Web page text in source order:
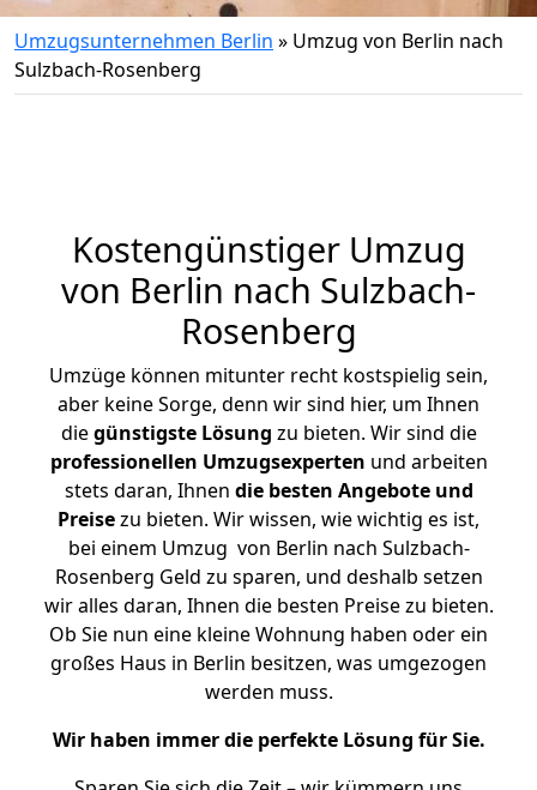
Umzugsunternehmen Berlin » Umzug von Berlin nach
Sulzbach-Rosenberg
Kostengünstiger Umzug
von Berlin nach Sulzbach-
Rosenberg
Umzüge können mitunter recht kostspielig sein,
aber keine Sorge, denn wir sind hier, um Ihnen
diegünstigste Lösung zu bieten. Wir sind die
professionellen Umzugsexperten und arbeiten
stets daran, Ihnen die besten Angebote und
Preisezu bieten. Wir wissen, wie wichtig es ist,
bei einem Umzug von Berlin nach Sulzbach-
Rosenberg Geld zu sparen, und deshalb setzen
wir alles daran, Ihnen die besten Preise zu bieten.
Ob Sie nun eine kleine Wohnung haben oder ein
großes Haus in Berlin besitzen, was umgezogen
werden muss.
Wir haben immer die perfekte Lösung für Sie.